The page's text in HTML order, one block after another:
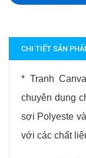
CHI TIẾT SẢN
* Tranh
chuyên dụng
sợi Polyeste
với các chất